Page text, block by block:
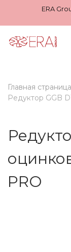
ERA
Главная страница
Редуктор GGB
PRO